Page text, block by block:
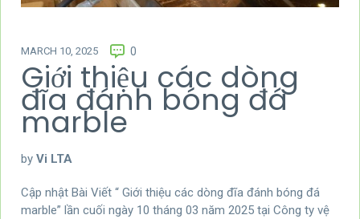
MARCH 10, 2025 0
Giới thiệu các dòng
đĩa đánh bóng đá
marble
by Vi LTA
Cập nhật Bài Viết “ Giới thiệu các dòng đĩa đánh bóng đá
marble” lần cuối ngày 10 tháng 03 năm 2025 tại Công ty vệ